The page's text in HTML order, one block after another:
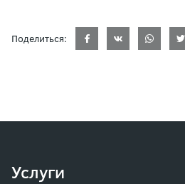
Поделиться:
Услуги